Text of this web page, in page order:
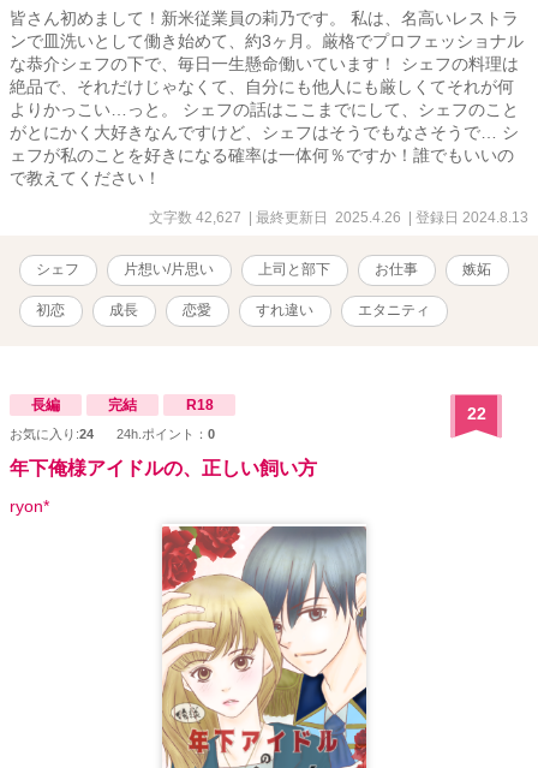
皆さん初めまして！新米従業員の莉乃です。 私は、名高いレストラ
ンで皿洗いとして働き始めて、約3ヶ月。厳格でプロフェッショナル
な恭介シェフの下で、毎日一生懸命働いています！ シェフの料理は
絶品で、それだけじゃなくて、自分にも他人にも厳しくてそれが何
よりかっこい…っと。 シェフの話はここまでにして、シェフのこと
がとにかく大好きなんですけど、シェフはそうでもなさそうで… シ
ェフが私のことを好きになる確率は一体何％ですか！誰でもいいの
で教えてください！
文字数 42,627 | 最終更新日 2025.4.26 | 登録日 2024.8.13
シェフ 片想い/片思い 上司と部下 お仕事 嫉妬
初恋 成長 恋愛 すれ違い エタニティ
長編 完結 R18
お気に入り:24 24h.ポイント： 0
22
年下俺様アイドルの、正しい飼い方
ryon*